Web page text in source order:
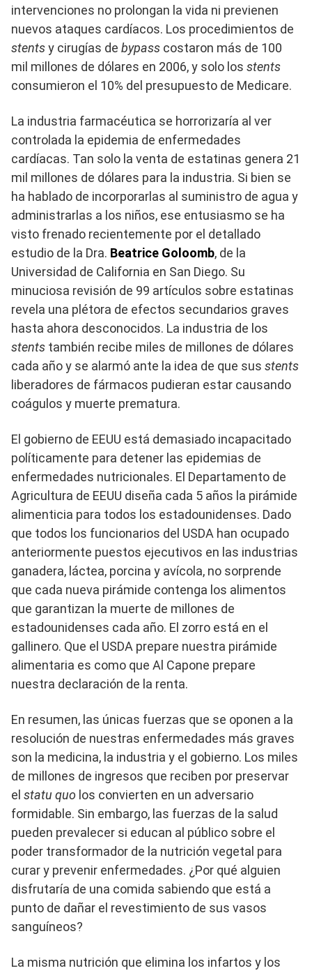
intervenciones no prolongan la vida ni previenen
nuevos ataques cardíacos. Los procedimientos de
stentsy cirugías de bypass costaron más de 100
mil millones de dólares en 2006, y solo los stents
consumieron el 10% del presupuesto de Medicare.
La industria farmacéutica se horrorizaría al ver
controlada la epidemia de enfermedades
cardíacas. Tan solo la venta de estatinas genera 21
mil millones de dólares para la industria. Si bien se
ha hablado de incorporarlas al suministro de agua y
administrarlas a los niños, ese entusiasmo se ha
visto frenado recientemente por el detallado
estudio de la Dra. Beatrice Goloomb, de la
Universidad de California en San Diego. Su
minuciosa revisión de 99 artículos sobre estatinas
revela una plétora de efectos secundarios graves
hasta ahora desconocidos. La industria de los
stents también recibe miles de millones de dólares
cada año y se alarmó ante la idea de que sus stents
liberadores de fármacos pudieran estar causando
coágulos y muerte prematura.
El gobierno de EEUU está demasiado incapacitado
políticamente para detener las epidemias de
enfermedades nutricionales. El Departamento de
Agricultura de EEUU diseña cada 5 años la pirámide
alimenticia para todos los estadounidenses. Dado
que todos los funcionarios del USDA han ocupado
anteriormente puestos ejecutivos en las industrias
ganadera, láctea, porcina y avícola, no sorprende
que cada nueva pirámide contenga los alimentos
que garantizan la muerte de millones de
estadounidenses cada año. El zorro está en el
gallinero. Que el USDA prepare nuestra pirámide
alimentaria es como que Al Capone prepare
nuestra declaración de la renta.
En resumen, las únicas fuerzas que se oponen a la
resolución de nuestras enfermedades más graves
son la medicina, la industria y el gobierno. Los miles
de millones de ingresos que reciben por preservar
el statu quo los convierten en un adversario
formidable. Sin embargo, las fuerzas de la salud
pueden prevalecer si educan al público sobre el
poder transformador de la nutrición vegetal para
curar y prevenir enfermedades. ¿Por qué alguien
disfrutaría de una comida sabiendo que está a
punto de dañar el revestimiento de sus vasos
sanguíneos?
La misma nutrición que elimina los infartos y los